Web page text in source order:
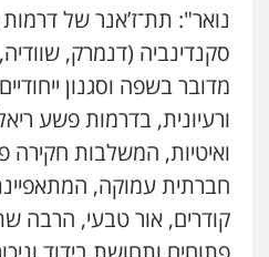
נואר": תת־ז’אנר של
סקנדינביה (דנמרק,
מדובר בשפה וסגנון
ורעיונית, בדרמות פשע
ואיטיות, המשלבות חקירה
חברתית עמוקה,
קודרים, אור טבעי, הרבה